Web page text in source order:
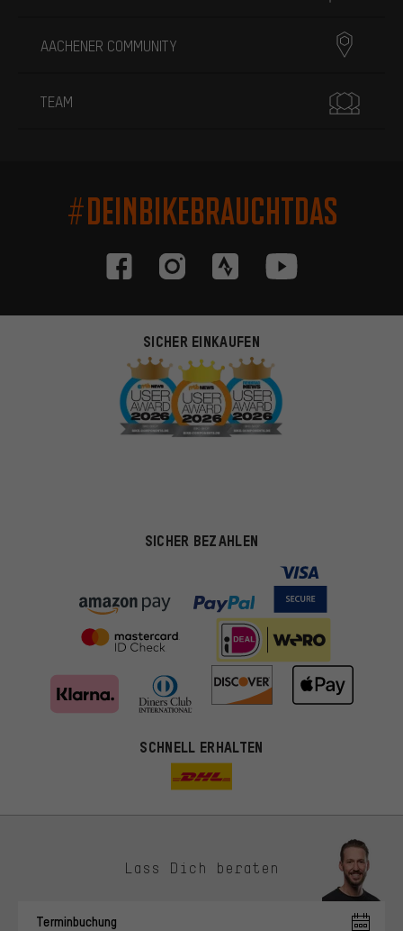
AACHENER COMMUNITY
TEAM
#DEINBIKEBRAUCHTDAS
SICHER EINKAUFEN
SICHER BEZAHLEN
SCHNELL ERHALTEN
Lass Dich beraten
Terminbuchung
Du bekommst, statt zufälliger Werbung, genauer passende